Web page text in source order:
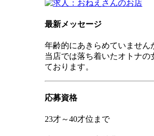
最新メッセージ
年齢的にあきらめていません
当店では落ち着いたオトナの
ております。
応募資格
23才～40才位まで